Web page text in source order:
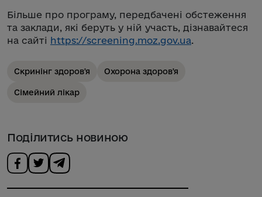
Більше про програму, передбачені обстеження
та заклади, які беруть у ній участь, дізнавайтеся
на сайті https://screening.moz.gov.ua.
Скринінг здоров'я Охорона здоров'я
Сімейний лікар
Поділитись новиною